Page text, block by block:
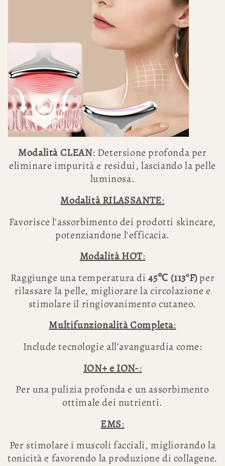
Modalità CLEAN: Detersione profonda per
eliminare impurità e residui, lasciando la pelle
luminosa.
Modalità RILASSANTE:
Favorisce l'assorbimento dei prodotti skincare,
potenziandone l'efficacia.
Modalità HOT:
Raggiunge una temperatura di45℃ (113°F)per
rilassare la pelle, migliorare la circolazione e
stimolare il ringiovanimento cutaneo.
Multifunzionalità Completa:
Include tecnologie all’avanguardia come:
ION+ e ION-:
Per una pulizia profonda e un assorbimento
ottimale dei nutrienti.
EMS:
Per stimolare i muscoli facciali, migliorando la
tonicità e favorendo la produzione di collagene.